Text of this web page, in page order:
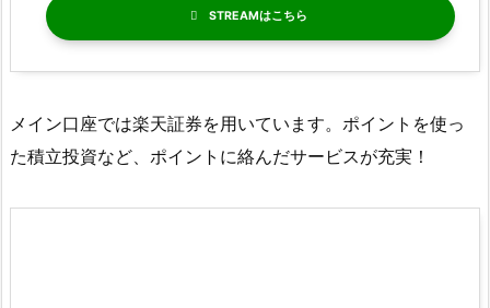
STREAM
メイン口座では楽天証券を用いています。ポイントを使っ
た積立投資など、ポイントに絡んだサービスが充実！